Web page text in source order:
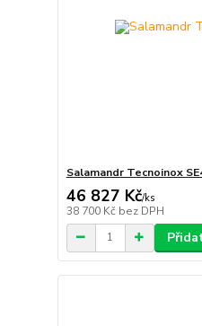
Salamandr Tecnoinox
46 827 Kč/ks
38 700 Kč bez DPH